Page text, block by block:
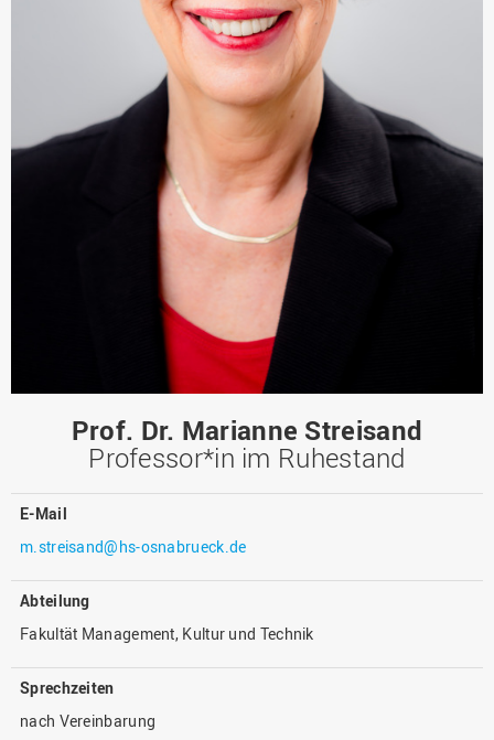
Prof. Dr. Marianne Streisand
Professor*in im Ruhestand
E-Mail
m.streisand@hs-osnabrueck.de
Abteilung
Fakultät Management, Kultur und Technik
Sprechzeiten
nach Vereinbarung